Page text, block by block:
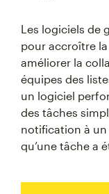
Les logiciels de
pour accroître
améliorer la
équipes des
un logiciel
des tâches
notification à un
qu’une tâche a